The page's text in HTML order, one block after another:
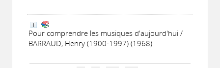
Pour comprendre les musiques d'aujourd'hui /
BARRAUD, Henry (1900-1997) (1968)